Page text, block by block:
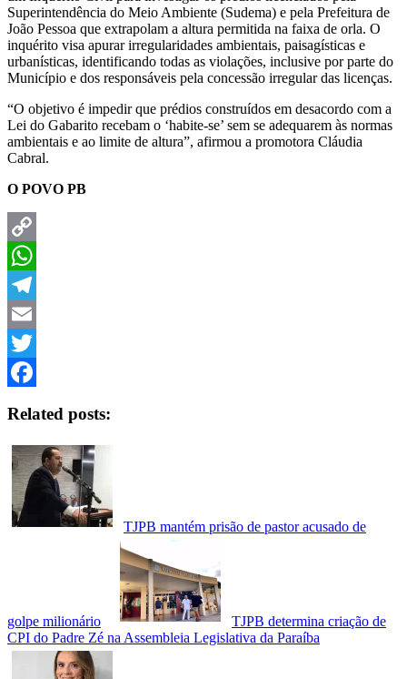
Superintendência do Meio Ambiente (Sudema) e pela Prefeitura de
João Pessoa que extrapolam a altura permitida na faixa de orla. O
inquérito visa apurar irregularidades ambientais, paisagísticas e
urbanísticas, identificando todas as violações, inclusive por parte do
Município e dos responsáveis pela concessão irregular das licenças.
“O objetivo é impedir que prédios construídos em desacordo com a
Lei do Gabarito recebam o ‘habite-se’ sem se adequarem às normas
ambientais e ao limite de altura”, afirmou a promotora Cláudia
Cabral.
O POVO PB
Copy
Link
WhatsApp
Telegram
Email
Twitter
Related posts:
TJPB mantém prisão de pastor acusado de
golpe milionário
TJPB determina criação de
CPI do Padre Zé na Assembleia Legislativa da Paraíba